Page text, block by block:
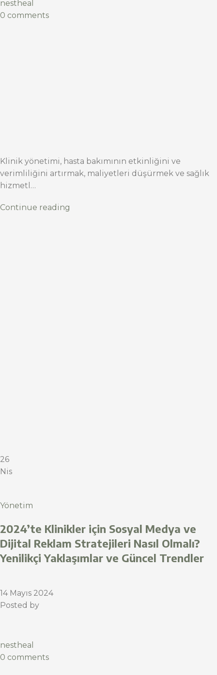
nestheal
0 comments
Klinik yönetimi, hasta bakımının etkinliğini ve
verimliliğini artırmak, maliyetleri düşürmek ve sağlık
hizmetl…
Continue reading
26
Nis
Yönetim
2024’te Klinikler için Sosyal Medya ve
Dijital Reklam Stratejileri Nasıl Olmalı?
Yenilikçi Yaklaşımlar ve Güncel Trendler
14 Mayıs 2024
Posted by
nestheal
0 comments